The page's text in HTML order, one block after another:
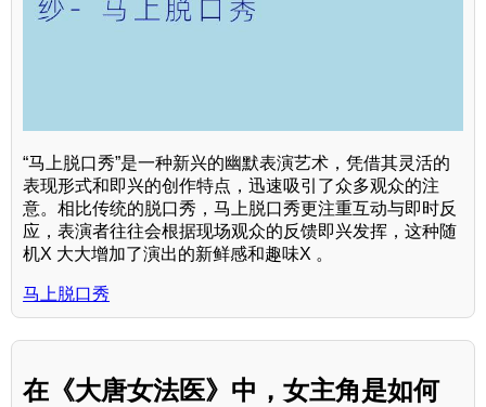
“马上脱口秀”是一种新兴的幽默表演艺术，凭借其灵活的
表现形式和即兴的创作特点，迅速吸引了众多观众的注
意。相比传统的脱口秀，马上脱口秀更注重互动与即时反
应，表演者往往会根据现场观众的反馈即兴发挥，这种随
机X 大大增加了演出的新鲜感和趣味X 。
马上脱口秀
在《大唐女法医》中，女主角是如何